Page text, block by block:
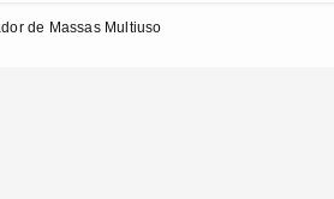
de Massas Multiuso